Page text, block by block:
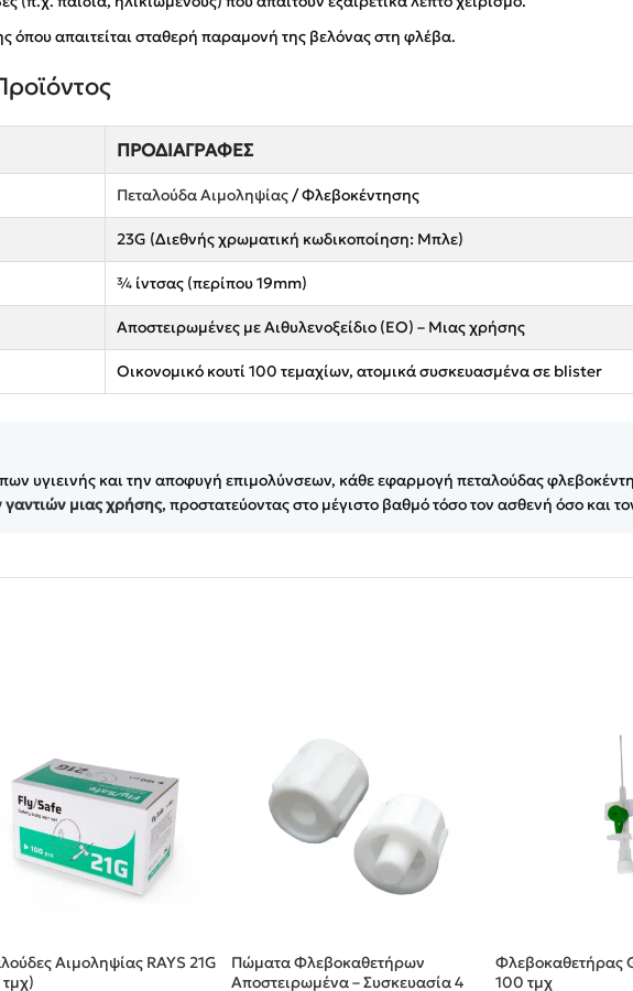
όπου απαιτείται σταθερή παραμονή της βελόνας στη φλέβα.
ΠΡΟΔΙΑΓΡΑΦΈΣ
Πεταλούδα Αιμοληψίας / Φλεβοκέντησης
23G (Διεθνής χρωματική κωδικοποίηση: Μπλε)
¾ ίντσας (περίπου 19mm)
Αποστειρωμένες με Αιθυλενοξείδιο (EO) – Μιας χρήσης
Οικονομικό κουτί 100 τεμαχίων, ατομικά συσκευασμένα σε blister
υγιεινής και την αποφυγή επιμολύνσεων, κάθε εφαρμογή πεταλούδας
γαντιών μιας χρήσης, προστατεύοντας στο μέγιστο βαθμό τόσο τον ασθενή όσο και
Αιμοληψίας RAYS 21G
Πώματα Φλεβοκαθετήρων
Αποστειρωμένα – Συσκευασία 4
Φλεβοκαθετήρας
100 τμχ